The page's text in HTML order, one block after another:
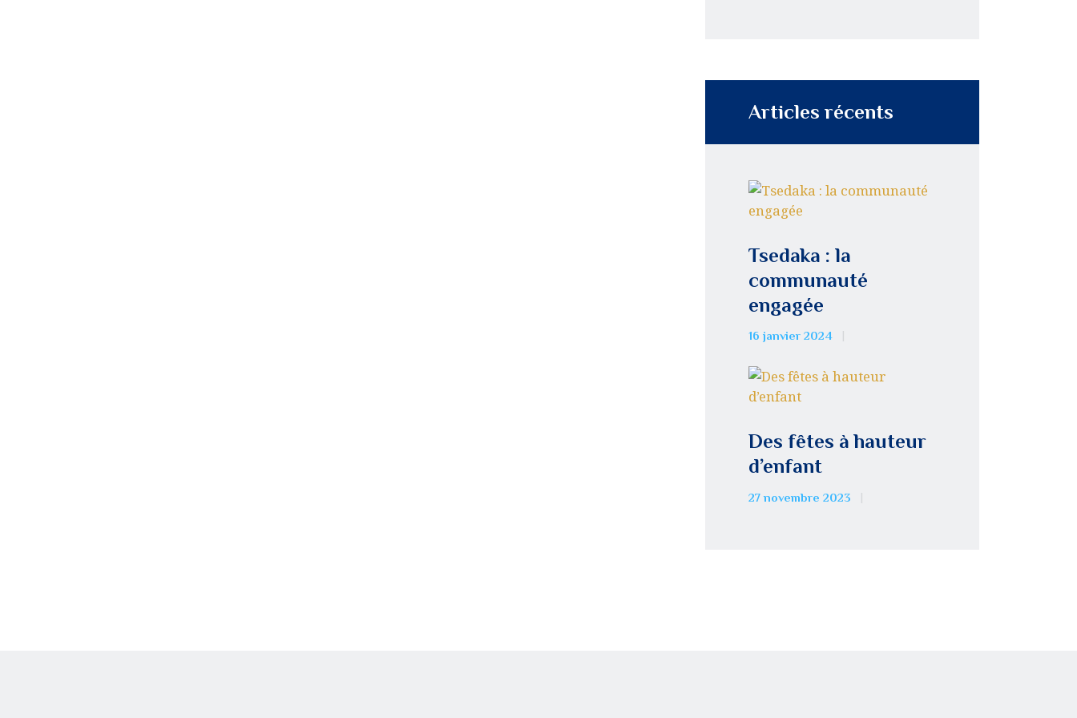
Articles récents
Tsedaka : la
communauté
engagée
16 janvier 2024
Des fêtes à hauteur
d’enfant
27 novembre 2023